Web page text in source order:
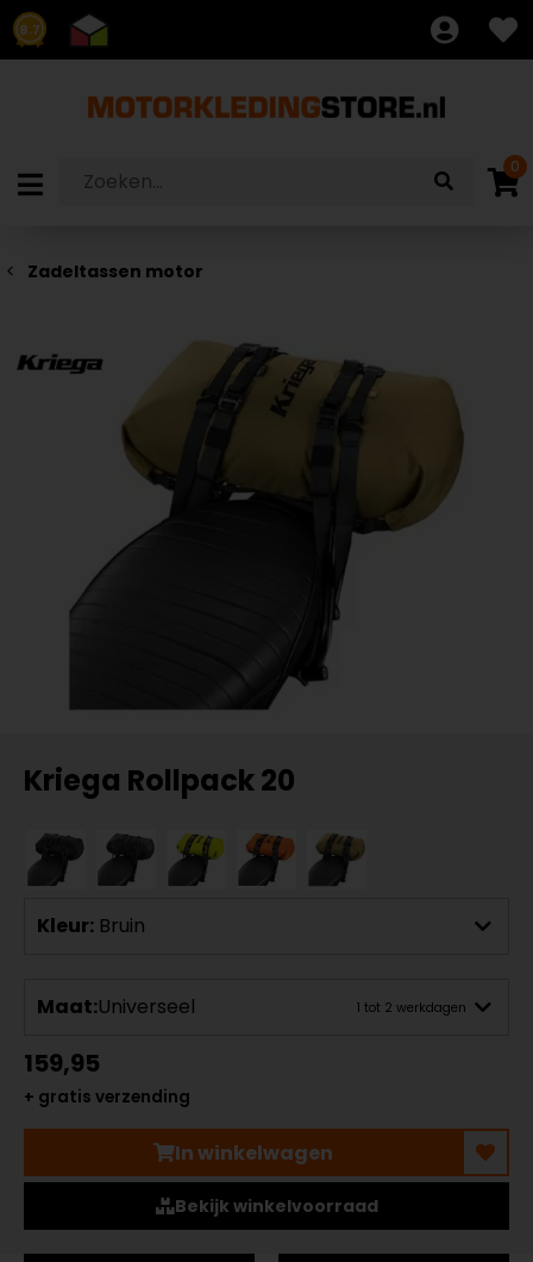
8.7
0
Zadeltassen motor
Kriega Rollpack 20
Kleur: Bruin
Maat:Universeel 1 tot 2 werkdagen
159,95
+ gratis verzending
In winkelwagen
Bekijk winkelvoorraad